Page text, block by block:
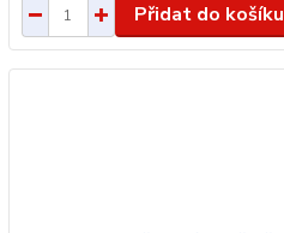
Přidat do košíku